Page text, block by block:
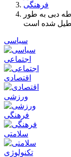
فرهنگی
دبی به طور
سیاسی
اجتماعی
اقتصادی
ورزشی
فرهنگی
سلامتی
تکنولوژی